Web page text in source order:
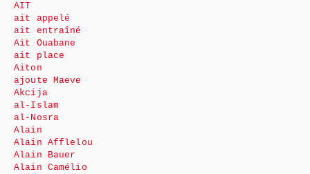
AIT
ait appelé
ait entraîné
Ait Ouabane
ait place
Aiton
ajoute Maeve
Akcija
al-Islam
al-Nosra
Alain
Alain Afflelou
Alain Bauer
Alain Camélio